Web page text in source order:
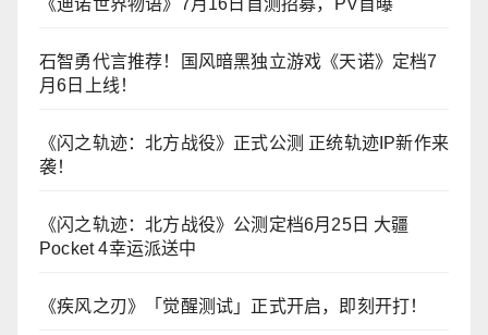
石智勇代言推荐！国风暗黑独立游戏《天诺》定档7
月6日上线！
《闪之轨迹：北方战役》正式公测 正统轨迹IP新作来
袭！
《闪之轨迹：北方战役》公测定档6月25日 大疆
Pocket 4幸运派送中
《疾风之刃》「觉醒测试」正式开启，即刻开打！